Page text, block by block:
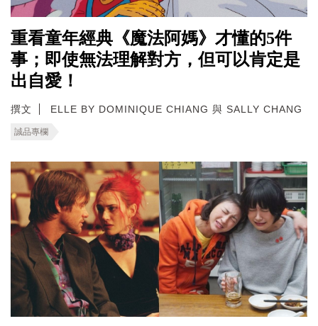
重看童年經典《魔法阿媽》才懂的5件
事；即使無法理解對方，但可以肯定是
出自愛！
撰文 ELLE BY DOMINIQUE CHIANG 與 SALLY CHANG
誠品專欄